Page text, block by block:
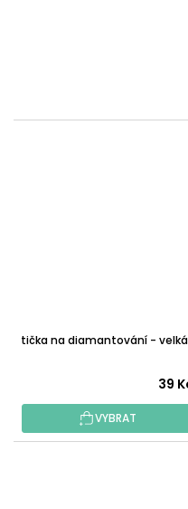
Mistička na diamantování - velká
39
VYBRAT